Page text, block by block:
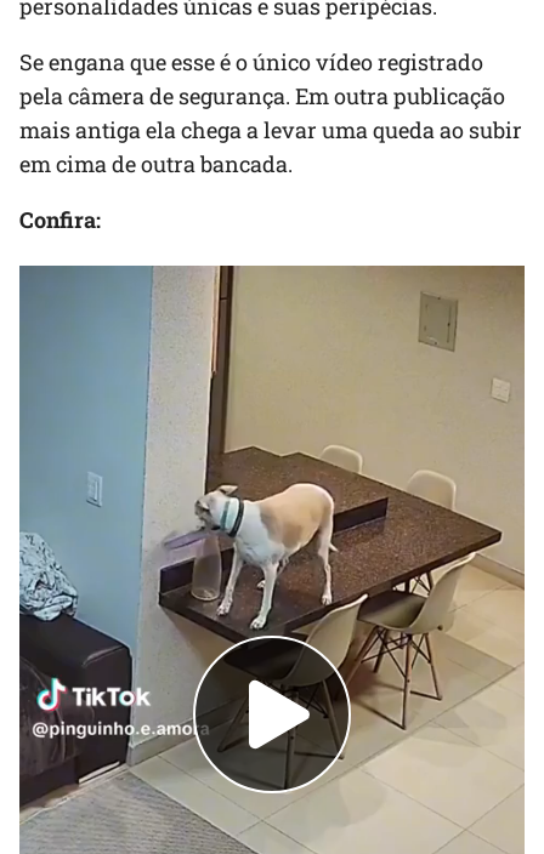
personalidades únicas e suas peripécias.
Se engana que esse é o único vídeo registrado
pela câmera de segurança. Em outra publicação
mais antiga ela chega a levar uma queda ao subir
em cima de outra bancada.
Confira: